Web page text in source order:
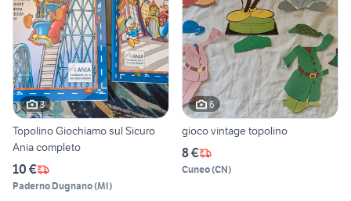
3
Topolino Giochiamo sul Sicuro
Ania completo
10 €
Paderno Dugnano(MI)
6
gioco vintage topolino
8 €
Cuneo(CN)